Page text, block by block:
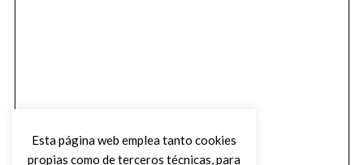
Esta página web emplea tanto cookies
propias como de terceros técnicas, para